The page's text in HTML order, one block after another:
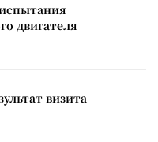
двигателя
визита